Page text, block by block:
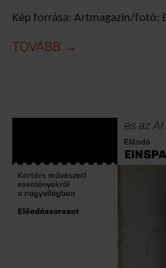
Kép forrása: Artmagazin/fotó:
TOVÁBB IDE: BELÉPŐ I
→